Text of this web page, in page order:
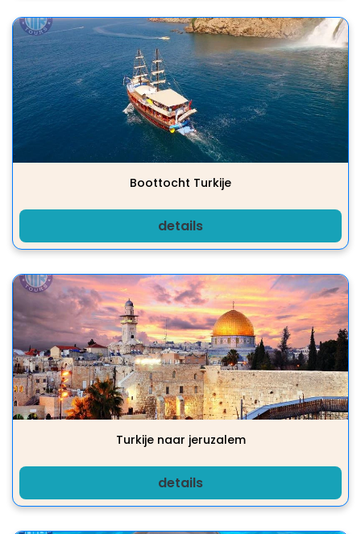
Boottocht Turkije
details
Turkije naar jeruzalem
details